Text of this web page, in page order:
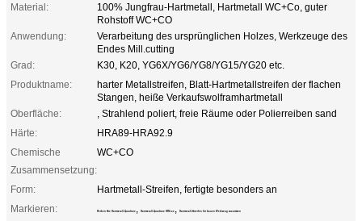
Material:
100% Jungfrau-Hartmetall, Hartmetall WC+Co, guter
Rohstoff WC+CO
Anwendung:
Verarbeitung des ursprünglichen Holzes, Werkzeuge des
Endes Mill.cutting
Grad:
K30, K20, YG6X/YG6/YG8/YG15/YG20 etc.
Produktname:
harter Metallstreifen, Blatt-Hartmetallstreifen der flachen
Stangen, heiße Verkaufswolframhartmetall
Oberfläche:
, Strahlend poliert, freie Räume oder Polierreiben sand
Härte:
HRA89-HRA92.9
Chemische
Zusammensetzung:
WC+CO
Form:
Hartmetall-Streifen, fertigte besonders an
Markieren:
Reiben Sie Hartmetall-Quadrate , Hartmetall-Quadrate HRA 89 , Hartmetall-Streifen für bauen Werkzeug zusammen